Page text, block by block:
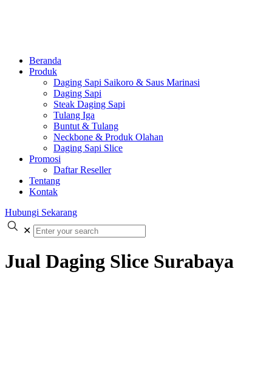
Beranda
Produk
Daging Sapi Saikoro & Saus Marinasi
Daging Sapi
Steak Daging Sapi
Tulang Iga
Buntut & Tulang
Neckbone & Produk Olahan
Daging Sapi Slice
Promosi
Daftar Reseller
Tentang
Kontak
Hubungi Sekarang
✕
Jual Daging Slice Surabaya